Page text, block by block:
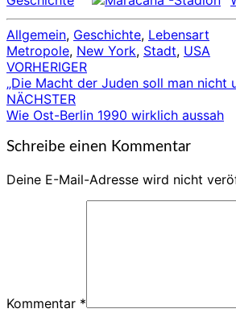
Allgemein, Geschichte, Lebensart
Metropole, New York, Stadt, USA
Beitragsnavigation
VORHERIGER
„Die Macht der Juden soll man nicht
NÄCHSTER
Wie Ost-Berlin 1990 wirklich aussah
Schreibe einen Kommentar
Deine E-Mail-Adresse wird nicht
Kommentar *